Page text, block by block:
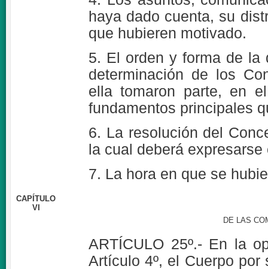
haya dado cuenta, su
que hubieren motivado.
5. El orden y forma de la
determinación de los
ella tomaron parte, en
fundamentos principales
6. La resolución del
la cual deberá
7. La hora en que se
CAPÍTULO
VI
DE LAS
ARTÍCULO 25º.- En la
Artículo 4º, el Cuerpo